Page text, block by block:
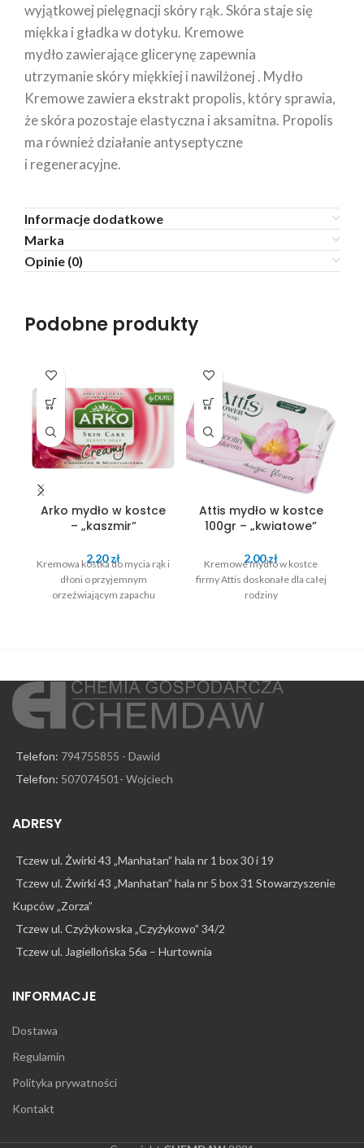
wyjątkowej pielęgnacji skóry rąk. Skóra staje się
miękka i gładka w dotyku. Kremowe ​​
mydło zawierające glicerynę zapewnia
utrzymanie skóry miękkiej i nawilżonej . Mydło
Kremowe zawiera ekstrakt propolis, który sprawia,
że ​​skóra pozostaje elastyczna i aksamitna. Propolis
ma również działanie antyseptyczne
i regeneracyjne.
Informacje dodatkowe
Marka
Opinie (0)
Podobne produkty
Arko mydło w kostce
– „kaszmir”
2.20zł
Kremowa kostka do mycia rąk i
dłoni o przyjemnym
orzeźwiającym zapachu
Attis mydło w kostce
100gr – „kwiatowe”
2.00zł
Kremowe mydło w kostce
firmy Attis doskonałe dla całej
rodziny
Telefon: 794755855 - Dawid
Telefon: 507074501- Wojciech
ADRESY
Tczew ul. Żwirki 43 „Manhatan” hala nr 1 box 30 i 19
Tczew ul. Żwirki 43 „Manhatan” hala nr 5 box 31 Stowarzyszenie
Kupców „Zorza”
Tczew ul. Czyżykowska „Czyżykowo” 34/2
Tczew ul. Jagiellońska 56a – Hurtownia
INFORMACJE
Dostawa
Regulamin
Polityka prywatności
Kontakt